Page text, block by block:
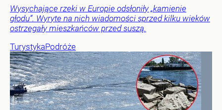
Wysychające rzeki w Europie odsłoniły „kamienie
głodu”. Wyryte na nich wiadomości sprzed kilku wieków
ostrzegały mieszkańców przed suszą.
TurystykaPodróże